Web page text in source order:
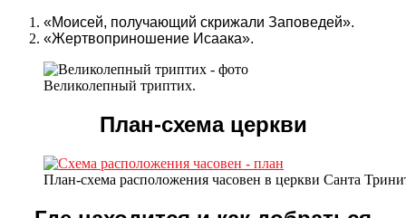
«Моисей, получающий скрижали Заповедей».
«Жертвоприношение Исаака».
Великолепный триптих.
План-схема церкви
План-схема расположения часовен в церкви Санта